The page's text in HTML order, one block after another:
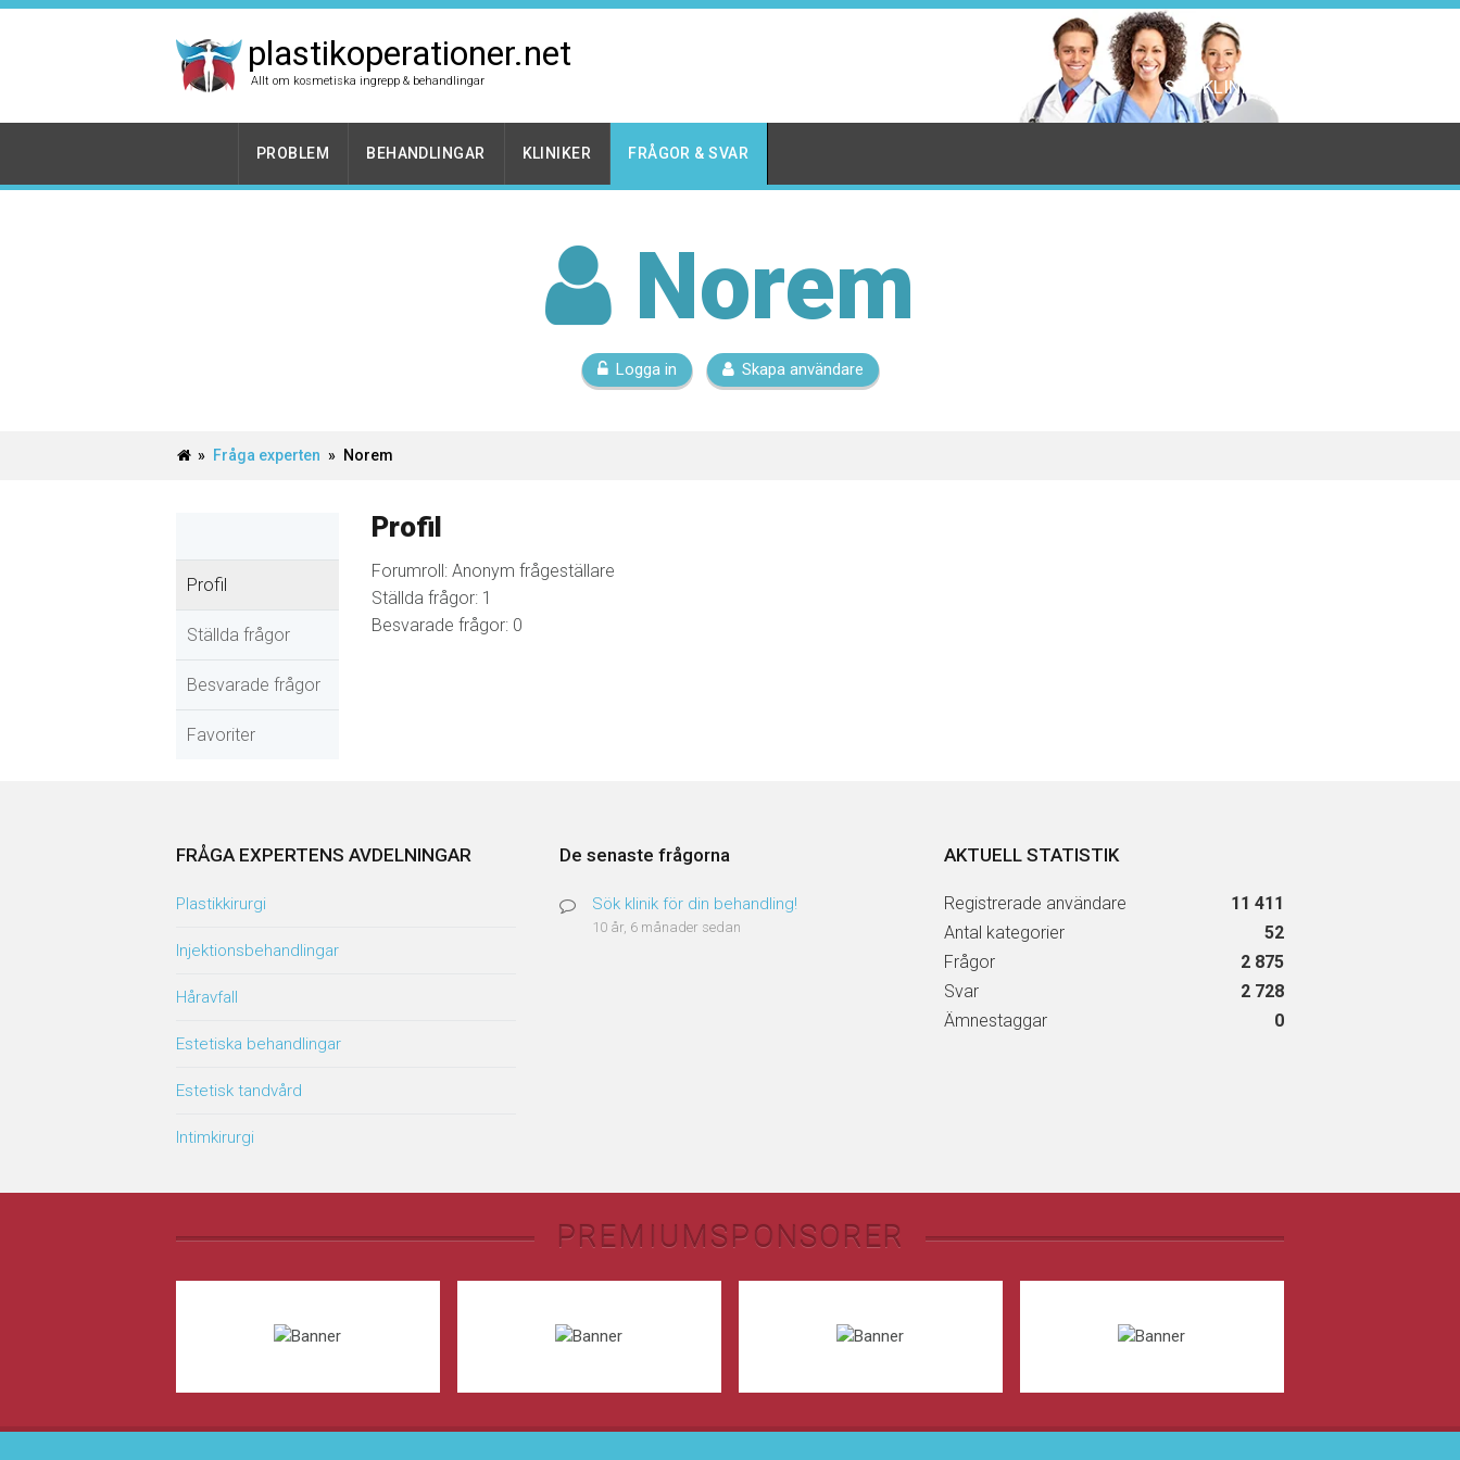
plastikoperationer.net
Allt om kosmetiska ingrepp & behandlingar SÖK KLINIK
PROBLEM BEHANDLINGAR KLINIKER FRÅGOR & SVAR
Norem
Logga in Skapa användare
» Fråga experten » Norem
Profil
Ställda frågor
Besvarade frågor
Favoriter
Profil
Forumroll: Anonym frågeställare
Ställda frågor: 1
Besvarade frågor: 0
FRÅGA EXPERTENS AVDELNINGAR
Plastikkirurgi
Injektionsbehandlingar
Håravfall
Estetiska behandlingar
Estetisk tandvård
Intimkirurgi
De senaste frågorna
Sök klinik för din behandling!
10 år, 6 månader sedan
AKTUELL STATISTIK
Registrerade användare
11 411
Antal kategorier
52
Frågor
2 875
Svar
2 728
Ämnestaggar
0
PREMIUMSPONSORER